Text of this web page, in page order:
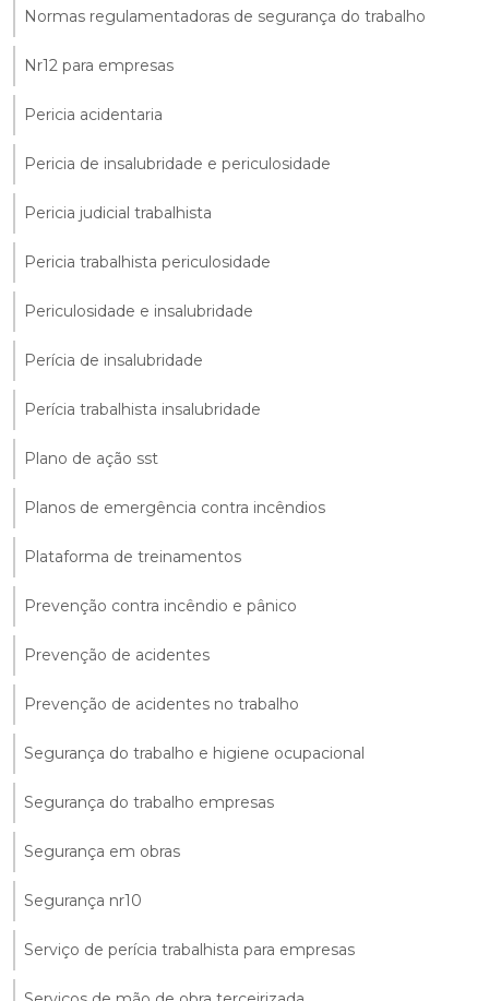
Normas regulamentadoras de segurança do trabalho
Nr12 para empresas
Pericia acidentaria
Pericia de insalubridade e periculosidade
Pericia judicial trabalhista
Pericia trabalhista periculosidade
Periculosidade e insalubridade
Perícia de insalubridade
Perícia trabalhista insalubridade
Plano de ação sst
Planos de emergência contra incêndios
Plataforma de treinamentos
Prevenção contra incêndio e pânico
Prevenção de acidentes
Prevenção de acidentes no trabalho
Segurança do trabalho e higiene ocupacional
Segurança do trabalho empresas
Segurança em obras
Segurança nr10
Serviço de perícia trabalhista para empresas